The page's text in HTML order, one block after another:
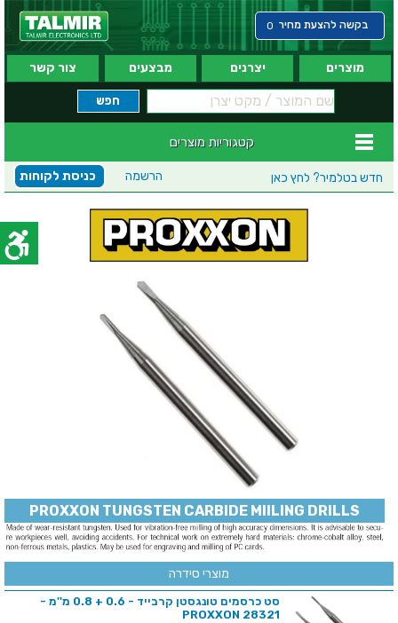
בקשה להצעת מחיר 0
מוצרים יצרנים מבצעים צור קשר
קטגוריות מוצרים
חדש בטלמיר? לחץ כאן כניסת לקוחות הרשמה
PROXXON TUNGSTEN CARBIDE MIILING DRILLS
מוצרי סידרה
סט כרסמים טונגסטן קרבייד - 0.6 + 0.8 מ''מ -
PROXXON 28321